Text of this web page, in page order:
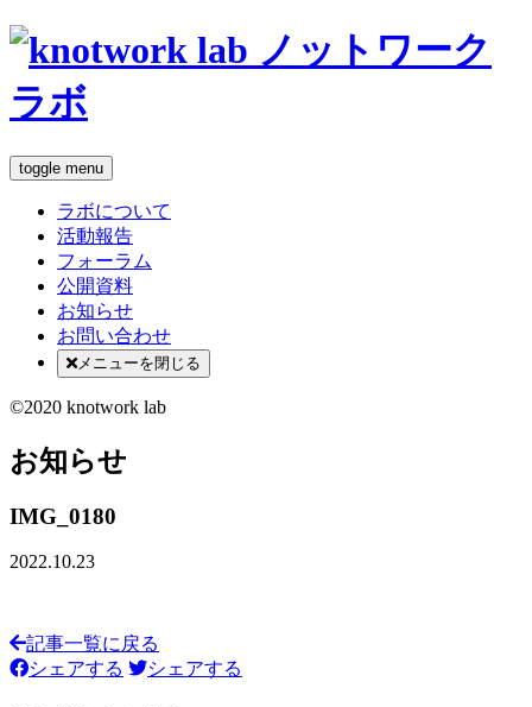
toggle menu
ラボについて
活動報告
フォーラム
公開資料
お知らせ
お問い合わせ
メニューを閉じる
©2020 knotwork lab
お知らせ
IMG_0180
2022.10.23
記事一覧に戻る
シェアする
シェアする